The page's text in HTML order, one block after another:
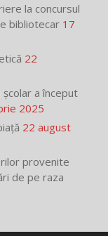
la concursul
bibliotecar 17
22
școlar a început
2025
22 august
provenite
de pe raza